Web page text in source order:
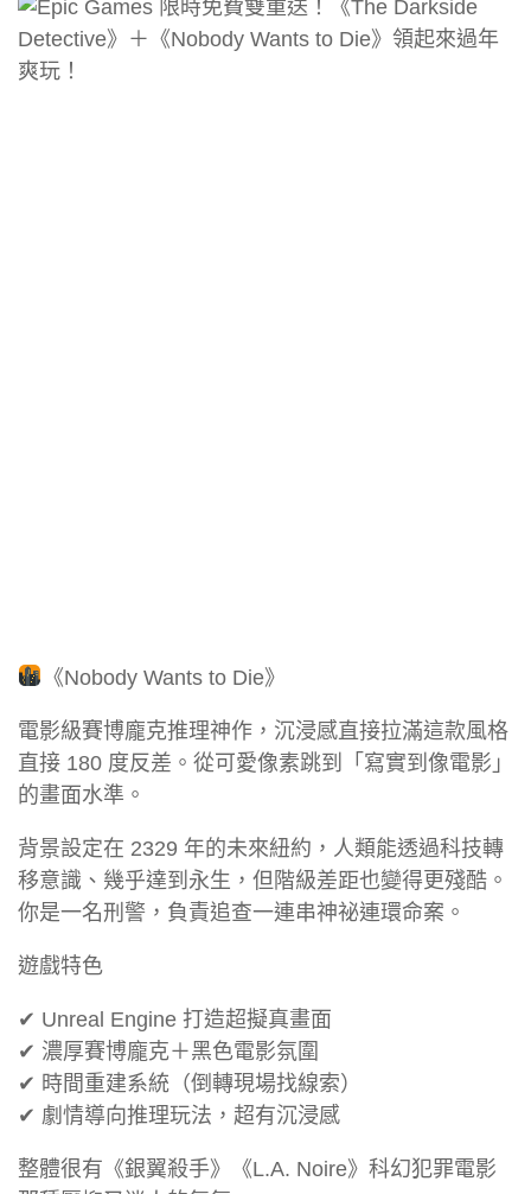
《Nobody Wants to Die》
電影級賽博龐克推理神作，沉浸感直接拉滿這款風格
直接 180 度反差。從可愛像素跳到「寫實到像電影」
的畫面水準。
背景設定在 2329 年的未來紐約，人類能透過科技轉
移意識、幾乎達到永生，但階級差距也變得更殘酷。
你是一名刑警，負責追查一連串神祕連環命案。
遊戲特色
✔ Unreal Engine 打造超擬真畫面
✔ 濃厚賽博龐克＋黑色電影氛圍
✔ 時間重建系統（倒轉現場找線索）
✔ 劇情導向推理玩法，超有沉浸感
整體很有《銀翼殺手》《L.A. Noire》科幻犯罪電影